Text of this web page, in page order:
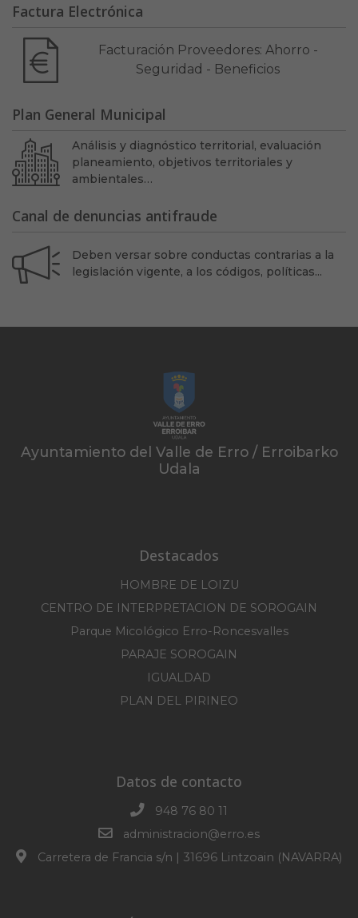
Factura Electrónica
Facturación Proveedores: Ahorro -
Seguridad - Beneficios
Plan General Municipal
Análisis y diagnóstico territorial, evaluación
planeamiento, objetivos territoriales y
ambientales…
Canal de denuncias antifraude
Deben versar sobre conductas contrarias a la
legislación vigente, a los códigos, políticas...
Ayuntamiento del Valle de Erro / Erroibarko
Udala
Destacados
HOMBRE DE LOIZU
CENTRO DE INTERPRETACION DE SOROGAIN
Parque Micológico Erro-Roncesvalles
PARAJE SOROGAIN
IGUALDAD
PLAN DEL PIRINEO
Datos de contacto
948 76 80 11
administracion@erro.es
Carretera de Francia s/n | 31696 Lintzoain (NAVARRA)